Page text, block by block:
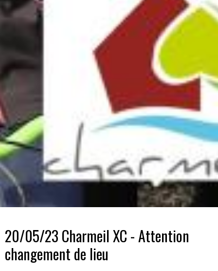
20/05/23 Charmeil XC - Attention
changement de lieu